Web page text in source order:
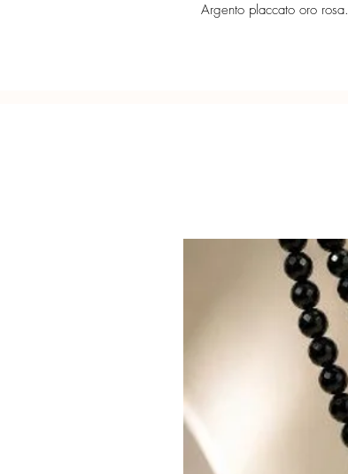
Argento placcato oro rosa.